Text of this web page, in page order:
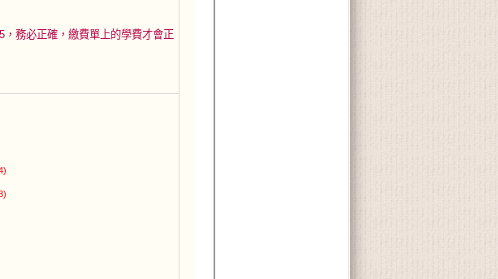
務必正確，繳費單上的學費才會正